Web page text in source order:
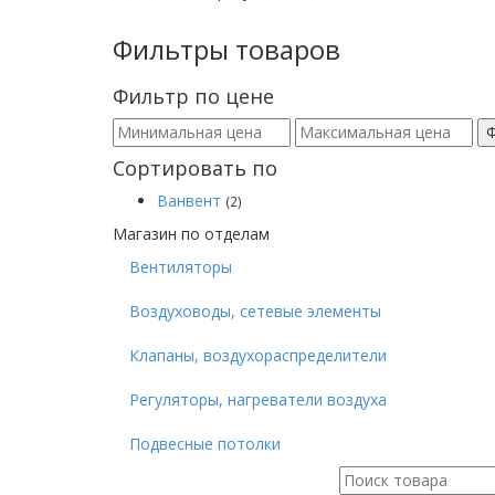
Фильтры товаров
Фильтр по цене
Сортировать по
Ванвент (2)
Магазин по отделам
Вентиляторы
Воздуховоды, сетевые элементы
Клапаны, воздухораспределители
Регуляторы, нагреватели воздуха
Подвесные потолки
Поиск